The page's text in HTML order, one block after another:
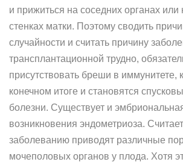
и прижиться на соседних органах
стенках матки. Поэтому сводить
случайности и считать причину
трансплантационной трудно,
присутствовать бреши в иммунитете,
конечном итоге и становятся
болезни. Существует и
возникновения эндометриоза.
заболеванию приводят различные
мочеполовых органов у плода. Хотя